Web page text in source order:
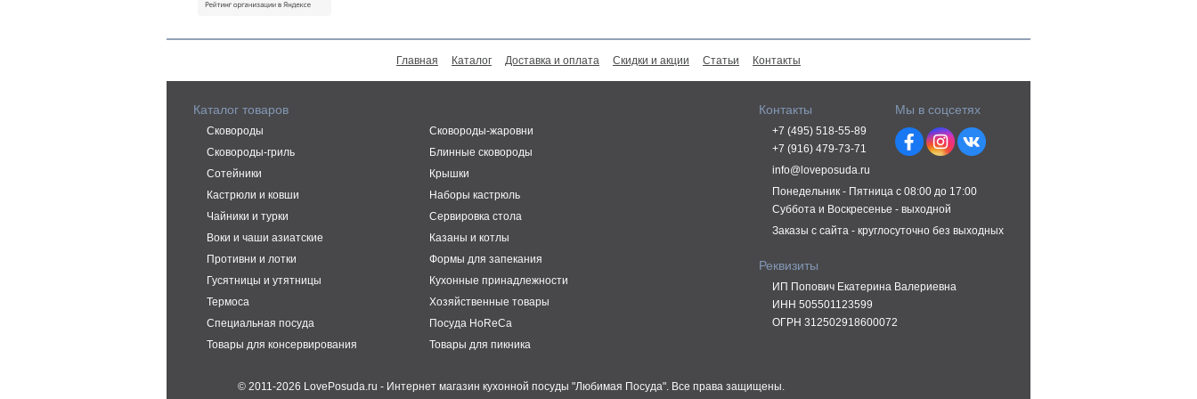
Главная Каталог Доставка и оплата Скидки и акции Статьи Контакты
Каталог товаров
Сковороды
Сковороды-жаровни
Сковороды-гриль
Блинные сковороды
Сотейники
Крышки
Кастрюли и ковши
Наборы кастрюль
Чайники и турки
Сервировка стола
Воки и чаши азиатские
Казаны и котлы
Противни и лотки
Формы для запекания
Гусятницы и утятницы
Кухонные принадлежности
Термоса
Хозяйственные товары
Специальная посуда
Посуда HoReCa
Товары для консервирования
Товары для пикника
Контакты
+7 (495) 518-55-89
+7 (916) 479-73-71
info@loveposuda.ru
Понедельник - Пятница с 08:00 до 17:00
Суббота и Воскресенье - выходной
Заказы с сайта - круглосуточно без выходных
Реквизиты
ИП Попович Екатерина Валериевна
ИНН 505501123599
ОГРН 312502918600072
Мы в соцсетях
© 2011-2026 LovePosuda.ru - Интернет магазин кухонной посуды "Любимая Посуда". Все права защищены.